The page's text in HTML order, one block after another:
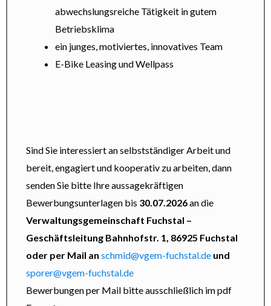
abwechslungsreiche Tätigkeit in gutem
Betriebsklima
ein junges, motiviertes, innovatives Team
E-Bike Leasing und Wellpass
Sind Sie interessiert an selbstständiger Arbeit und
bereit, engagiert und kooperativ zu arbeiten, dann
senden Sie bitte Ihre aussagekräftigen
Bewerbungsunterlagen bis 30.07.2026an die
Verwaltungsgemeinschaft Fuchstal –
Geschäftsleitung Bahnhofstr. 1, 86925 Fuchstal
oder per Mail an schmid@vgem-fuchstal.de und
sporer@vgem-fuchstal.de
Bewerbungen per Mail bitte ausschließlich im pdf